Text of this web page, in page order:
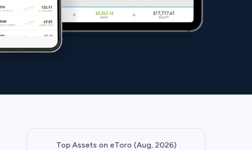
Top Assets on eToro (Aug, 2026)